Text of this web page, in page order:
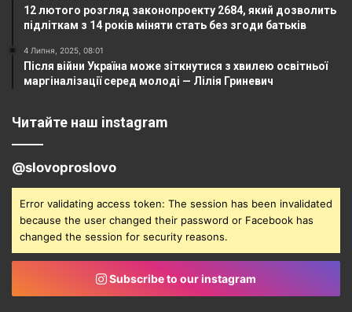
12 лютого розгляд законопроекту 2684, який дозволить
підліткам з 14 років міняти стать без згоди батьків
4 Липня, 2025, 08:01
Після війни Україна може зіткнутися з хвилею освітньої
маргіналізації серед молоді — Лілія Гриневич
Читайте наш instagram
@slovoproslovo
Error validating access token: The session has been invalidated
because the user changed their password or Facebook has
changed the session for security reasons.
Subscribe to our instagram